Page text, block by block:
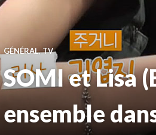
GÉNÉRAL,TV
SOMI et Lisa
ensemble